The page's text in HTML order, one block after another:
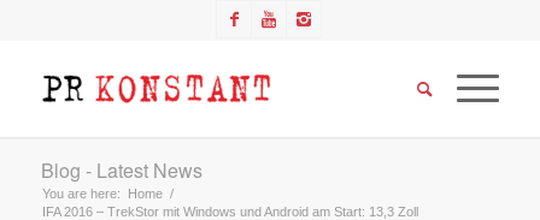
Blog - Latest News
You are here: Home /
IFA 2016 – TrekStor mit Windows und Android am Start: 13,3 Zoll